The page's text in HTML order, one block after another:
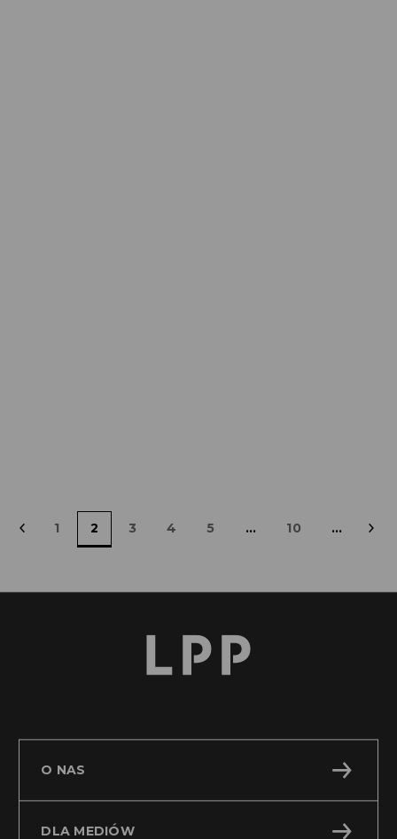
« 1 2 3 4 5 ... 10 ... »
O NAS
DLA MEDIÓW